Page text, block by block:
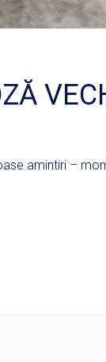
amintiri –